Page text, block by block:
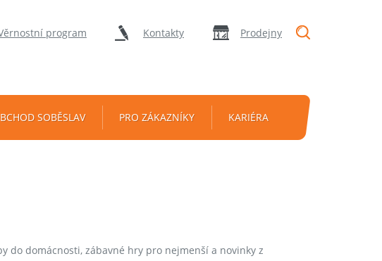
program Kontakty Prodejny
SOBĚSLAV PRO ZÁKAZNÍKY KARIÉRA
do domácnosti, zábavné hry pro nejmenší a novinky z